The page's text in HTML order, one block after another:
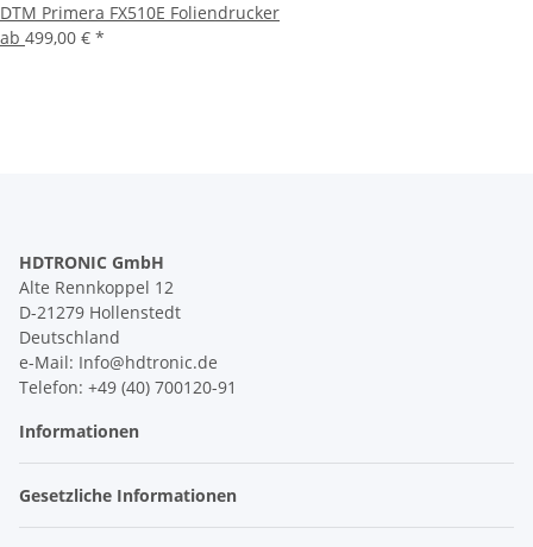
DTM Primera FX510E Foliendrucker
ab 499,00 € *
HDTRONIC GmbH
Alte Rennkoppel 12
D-21279 Hollenstedt
Deutschland
e-Mail: Info@hdtronic.de
Telefon: +49 (40) 700120-91
Informationen
Gesetzliche Informationen